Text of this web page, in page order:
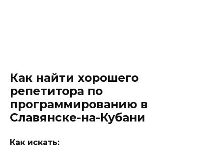
Как найти хорошего
репетитора по
программированию в
Славянске-на-Кубани
Как искать: